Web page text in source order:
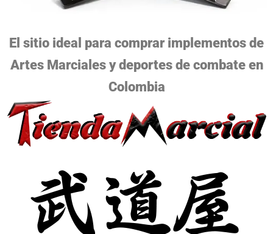
El sitio ideal para comprar implementos de
Artes Marciales y deportes de combate en
Colombia